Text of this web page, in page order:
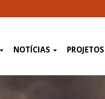
NOTÍCIAS PROJETOS